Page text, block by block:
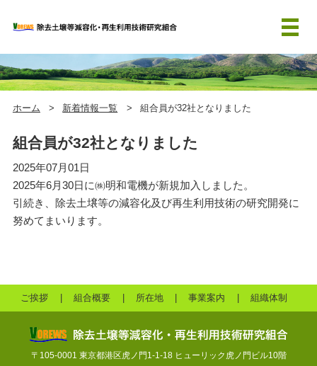
ホーム 新着情報一覧 組合員が32社となりました
組合員が32社となりました
2025年07月01日
2025年6月30日に㈱明和電機が新規加入しました。
引続き、除去土壌等の減容化及び再生利用技術の研究開発に
努めてまいります。
ご挨拶 組合概要 所在地 事業案内 組織体制
〒105-0001 東京都港区虎ノ門1-1-18 ヒューリック虎ノ門ビル10階